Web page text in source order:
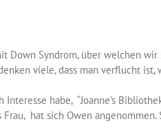
Down Syndrom, über welchen
viele, dass man verflucht
habe, “Joanne’s
hat sich Owen